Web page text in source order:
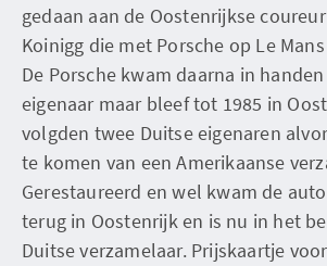
gedaan aan de Oostenrijkse
Koinigg die met Porsche op Le
De Porsche kwam daarna in
eigenaar maar bleef tot 1985 in
volgden twee Duitse eigenaren
te komen van een Amerikaanse
Gerestaureerd en wel kwam de
terug in Oostenrijk en is nu in het
Duitse verzamelaar. Prijskaartje